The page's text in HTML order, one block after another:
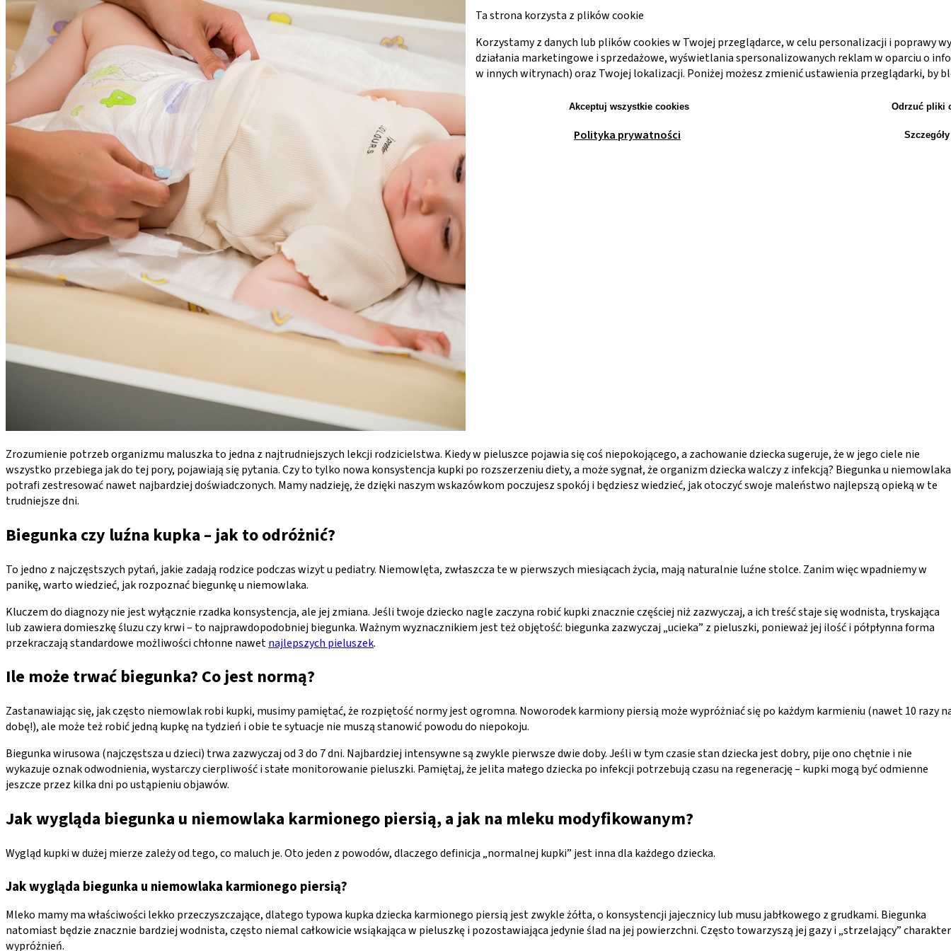
Zrozumienie potrzeb organizmu maluszka to jedna z najtrudniejszych lekcji rodzicielstwa. Kiedy w pieluszce pojawia się coś niepokojącego, a zachowanie dziecka sugeruje, że w jego ciele nie
wszystko przebiega jak do tej pory, pojawiają się pytania. Czy to tylko nowa konsystencja kupki po rozszerzeniu diety, a może sygnał, że organizm dziecka walczy z infekcją? Biegunka u niemowlaka
potrafi zestresować nawet najbardziej doświadczonych. Mamy nadzieję, że dzięki naszym wskazówkom poczujesz spokój i będziesz wiedzieć, jak otoczyć swoje maleństwo najlepszą opieką w te
trudniejsze dni.
Biegunka czy luźna kupka – jak to odróżnić?
To jedno z najczęstszych pytań, jakie zadają rodzice podczas wizyt u pediatry. Niemowlęta, zwłaszcza te w pierwszych miesiącach życia, mają naturalnie luźne stolce. Zanim więc wpadniemy w
panikę, warto wiedzieć, jak rozpoznać biegunkę u niemowlaka.
Kluczem do diagnozy nie jest wyłącznie rzadka konsystencja, ale jej zmiana. Jeśli twoje dziecko nagle zaczyna robić kupki znacznie częściej niż zazwyczaj, a ich treść staje się wodnista, tryskająca
lub zawiera domieszkę śluzu czy krwi – to najprawdopodobniej biegunka. Ważnym wyznacznikiem jest też objętość: biegunka zazwyczaj „ucieka” z pieluszki, ponieważ jej ilość i półpłynna forma
przekraczają standardowe możliwości chłonne nawetnajlepszych pieluszek.
Ile może trwać biegunka? Co jest normą?
Zastanawiając się, jak często niemowlak robi kupki, musimy pamiętać, że rozpiętość normy jest ogromna. Noworodek karmiony piersią może wypróżniać się po każdym karmieniu (nawet 10 razy
dobę!), ale może też robić jedną kupkę na tydzień i obie te sytuacje nie muszą stanowić powodu do niepokoju.
Biegunka wirusowa (najczęstsza u dzieci) trwa zazwyczaj od 3 do 7 dni. Najbardziej intensywne są zwykle pierwsze dwie doby. Jeśli w tym czasie stan dziecka jest dobry, pije ono chętnie i nie
wykazuje oznak odwodnienia, wystarczy cierpliwość i stałe monitorowanie pieluszki. Pamiętaj, że jelita małego dziecka po infekcji potrzebują czasu na regenerację – kupki mogą być odmienne
jeszcze przez kilka dni po ustąpieniu objawów.
Jak wygląda biegunka u niemowlaka karmionego piersią, a jak na mleku modyfikowanym?
Wygląd kupki w dużej mierze zależy od tego, co maluch je. Oto jeden z powodów, dlaczego definicja „normalnej kupki” jest inna dla każdego dziecka.
Jak wygląda biegunka u niemowlaka karmionego piersią?
Mleko mamy ma właściwości lekko przeczyszczające, dlatego typowa kupka dziecka karmionego piersią jest zwykle żółta, o konsystencji jajecznicy lub musu jabłkowego z grudkami. Biegunka
natomiast będzie znacznie bardziej wodnista, często niemal całkowicie wsiąkająca w pieluszkę i pozostawiająca jedynie ślad na jej powierzchni. Często towarzyszą jej gazy i „strzelający” charakter
wypróżnień.
Ta strona korzysta z plików cookie
Korzystamy z danych lub plików cookies w Twojej przeglądarce, w celu personalizacji i poprawy
działania marketingowe i sprzedażowe, wyświetlania spersonalizowanych reklam w oparciu o
w innych witrynach) oraz Twojej lokalizacji. Poniżej możesz zmienić ustawienia przeglądarki, by
Akceptuj wszystkie cookies Odrzuć pliki
Polityka prywatności Szczegóły